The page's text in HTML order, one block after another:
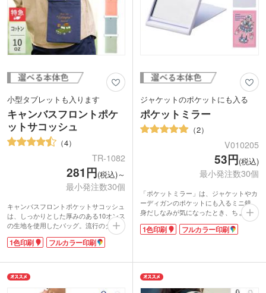
小型タブレットも入ります
キャンバスフロントポケ
ットサコッシュ
4
TR-1082
281円(税込)～
最小発注数30個
キャンバスフロントポケットサコッシュ
は、しっかりとした厚みのある10オンス
の生地を使用したバッグ。流行のタテ型
形状でスタイリッシュさを演出します。
外側にはポケットが付いており、小型の
口元はホックで留められるので、中身が
飛び出しにくく安心です。
カラーは年代や性別を選ばない3色をご
1色印刷 フルカラー印刷
ジャケットのポケットにも入る
ポケットミラー
2
V010205
53円(税込)
最小発注数30個
「ポケットミラー」は、ジャケットやカ
ーディガンのポケットにも入るミニ鏡。
身だしなみが気になったとき、ちょっと
メイク直しをしたいとき、サッと取り出
して使えます。女子のマストアイテムを
1色印刷 フルカラー印刷